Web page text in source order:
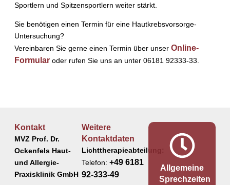
Sportlern und Spitzensportlern weiter stärkt.
Sie benötigen einen Termin für eine Hautkrebsvorsorge-
Untersuchung?
Vereinbaren Sie gerne einen Termin über unser Online-
Formular oder rufen Sie uns an unter 06181 92333-33.
Kontakt
MVZ Prof. Dr.
Ockenfels Haut-
und Allergie-
Praxisklinik GmbH
Weitere
Kontaktdaten
Lichttherapieabteilung:
Telefon: +49 6181
92-333-49
Allgemeine
Sprechzeiten